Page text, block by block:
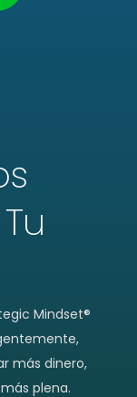
Mindset®
más dinero,
plena.